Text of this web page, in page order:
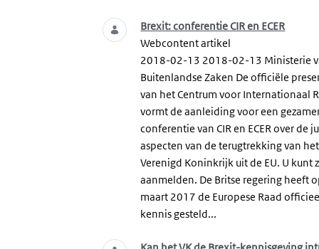
Brexit: conferentie CIR en ECER
Webcontent artikel
2018-02-13 2018-02-13 Ministerie
Buitenlandse Zaken De officiële
van het Centrum voor Internationaal
vormt de aanleiding voor een
conferentie van CIR en ECER over de
aspecten van de terugtrekking van het
Verenigd Koninkrijk uit de EU. U kunt
aanmelden. De Britse regering heeft
maart 2017 de Europese Raad
kennis gesteld...